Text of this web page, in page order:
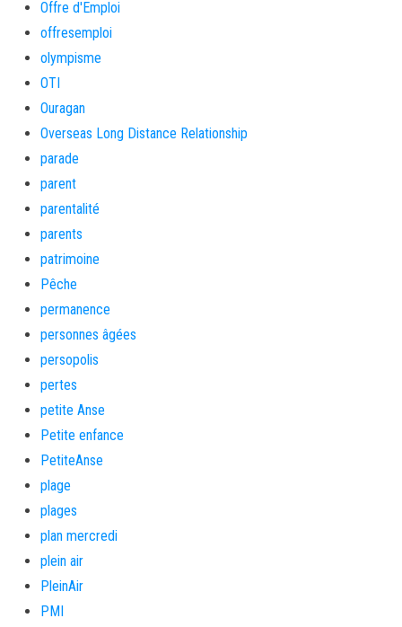
Offre d'Emploi
offresemploi
olympisme
OTI
Ouragan
Overseas Long Distance Relationship
parade
parent
parentalité
parents
patrimoine
Pêche
permanence
personnes âgées
persopolis
pertes
petite Anse
Petite enfance
PetiteAnse
plage
plages
plan mercredi
plein air
PleinAir
PMI